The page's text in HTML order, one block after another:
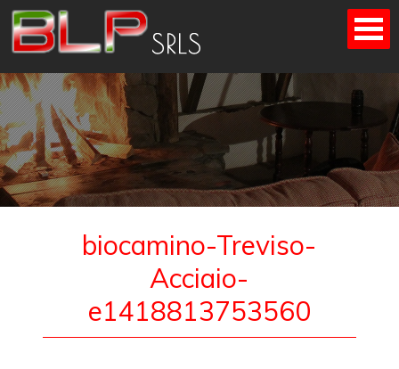
content
biocamino-Treviso-
Acciaio-
e1418813753560